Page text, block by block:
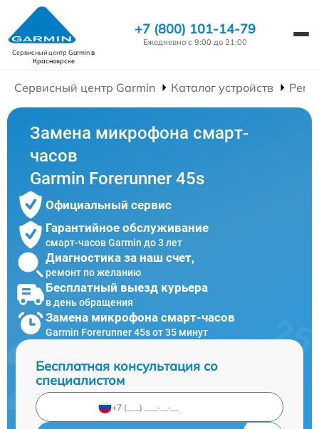
Сервисный центр Garminв
Красноярске
+7 (800) 101-14-79
Ежедневно с 9:00 до 21:00
Сервисный центр Garmin Каталог устройств
Замена микрофона смарт-
часов
Garmin Forerunner 45s
Официальный сервис
Гарантийное обслуживание
смарт-часов Garmin до 3 лет
Диагностика за наш счет,
ремонт по желанию
Бесплатный выезд курьера
в день обращения
Замена микрофона смарт-часов
Garmin Forerunner 45s от 35 минут
Бесплатная консультация со
специалистом